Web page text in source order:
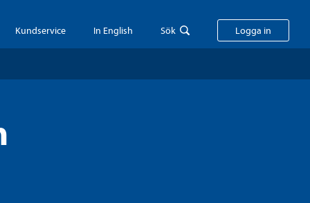
Kundservice In English Sök Logga in